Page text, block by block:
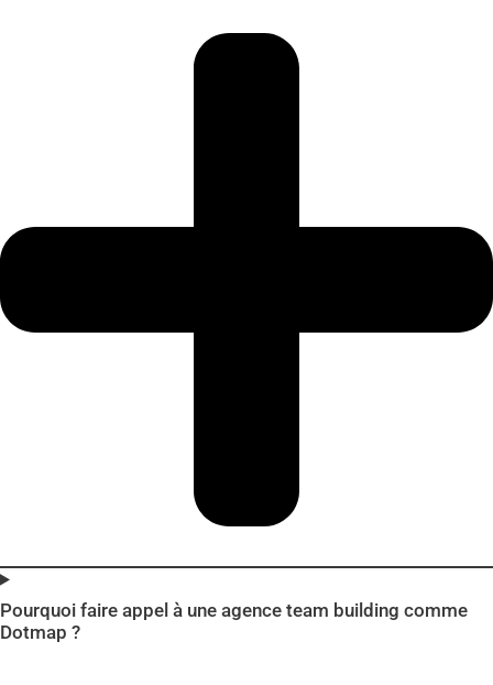
Pourquoi faire appel à une agence team building comme
Dotmap ?